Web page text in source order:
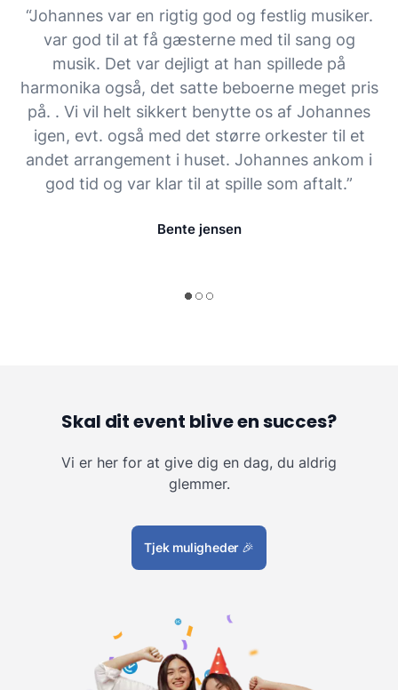
“Johannes var en rigtig god og festlig musiker.
var god til at få gæsterne med til sang og
musik. Det var dejligt at han spillede på
harmonika også, det satte beboerne meget pris
på. . Vi vil helt sikkert benytte os af Johannes
igen, evt. også med det større orkester til et
andet arrangement i huset. Johannes ankom i
god tid og var klar til at spille som aftalt.”
Bente jensen
Skal dit event blive en succes?
Vi er her for at give dig en dag, du aldrig
glemmer.
Tjek muligheder 🎉